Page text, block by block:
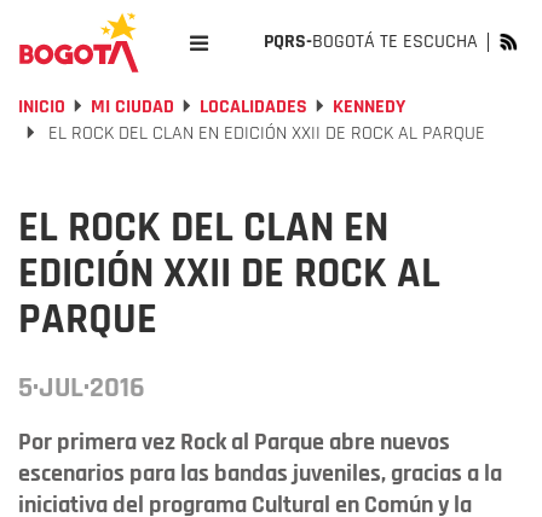
PQRS-BOGOTÁ TE ESCUCHA
INICIO MI CIUDAD LOCALIDADES
KENNEDY
EL ROCK DEL CLAN EN EDICIÓN XXII DE ROCK AL PARQUE
EL ROCK DEL CLAN EN
EDICIÓN XXII DE ROCK AL
PARQUE
5·JUL·2016
Por primera vez Rock al Parque abre nuevos
escenarios para las bandas juveniles, gracias a la
iniciativa del programa Cultural en Común y la